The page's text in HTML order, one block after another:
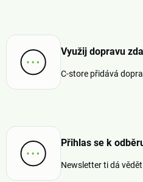
Využij dopravu
C-store přidává
Přihlas se k
Newsletter ti dá